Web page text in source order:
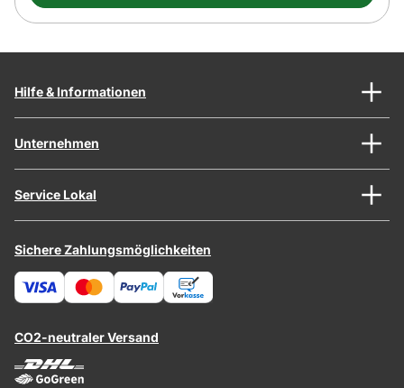
Hilfe & Informationen
Unternehmen
Service Lokal
Sichere Zahlungsmöglichkeiten
CO2-neutraler Versand